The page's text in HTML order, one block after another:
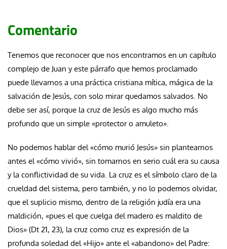
Comentario
Tenemos que reconocer que nos encontramos en un capítulo
complejo de Juan y este párrafo que hemos proclamado
puede llevarnos a una práctica cristiana mítica, mágica de la
salvación de Jesús, con solo mirar quedamos salvados. No
debe ser así, porque la cruz de Jesús es algo mucho más
profundo que un simple «protector o amuleto».
No podemos hablar del «cómo murió Jesús» sin plantearnos
antes el «cómo vivió», sin tomarnos en serio cuál era su causa
y la conflictividad de su vida. La cruz es el símbolo claro de la
crueldad del sistema, pero también, y no lo podemos olvidar,
que el suplicio mismo, dentro de la religión judía era una
maldición, «pues el que cuelga del madero es maldito de
Dios» (Dt 21, 23), la cruz como cruz es expresión de la
profunda soledad del «Hijo» ante el «abandono» del Padre: